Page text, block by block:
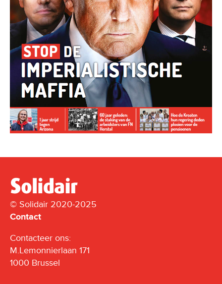
© Solidair 2020-2025
Contact
Contacteer ons:
M.Lemonnierlaan 171
1000 Brussel